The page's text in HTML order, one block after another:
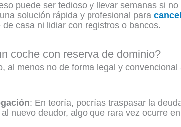
puede ser tedioso y llevar semanas si
solución rápida y profesional para
casa ni lidiar con registros o bancos.
coche con reserva de dominio?
al menos no de forma legal y
: En teoría, podrías traspasar la
nuevo deudor, algo que rara vez ocurre